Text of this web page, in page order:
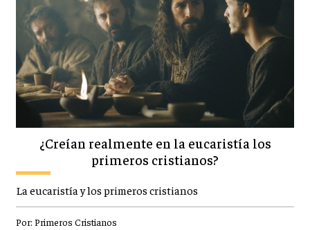
¿Creían realmente en la eucaristía los
primeros cristianos?
La eucaristía y los primeros cristianos
Por: Primeros Cristianos